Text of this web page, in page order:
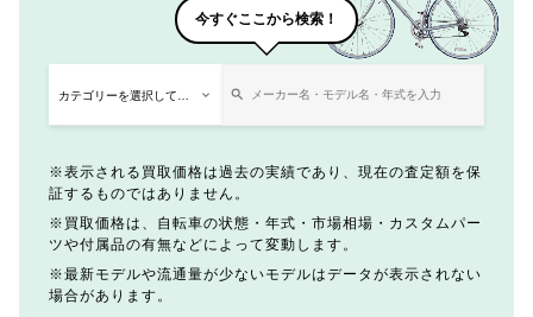
今すぐここから検索！
表示される買取価格は過去の実績であり、現在の査定額を保
証するものではありません。
買取価格は、自転車の状態・年式・市場相場・カスタムパー
ツや付属品の有無などによって変動します。
最新モデルや流通量が少ないモデルはデータが表示されない
場合があります。